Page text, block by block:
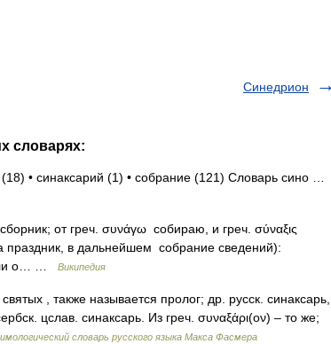
Синедрион
словарях:
• синаксарий (1) • собрание (121) Словарь сино …
от греч. συνάγω собираю, и греч. σύναξις
в дальнейшем собрание сведений):
о… …
Википедия
, также называется пролог; др. русск. синаксарь,
цслав. синаксарь. Из греч. συναξάρι(ον) – то же;
словарь русского языка Макса Фасмера